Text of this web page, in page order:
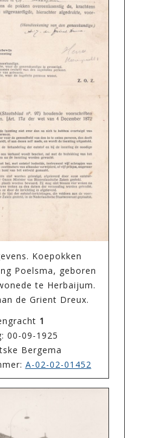
Koepokken
Poelsma, geboren
te Herbaijum.
de Grient Dreux.
1
00-09-1925
Bergema
A-02-02-01452